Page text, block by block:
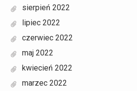
sierpień 2022
lipiec 2022
czerwiec 2022
maj 2022
kwiecień 2022
marzec 2022